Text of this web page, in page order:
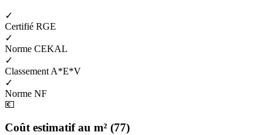
✓
Certifié RGE
✓
Norme CEKAL
✓
Classement A*E*V
✓
Norme NF
💶
Coût estimatif au m² (77)